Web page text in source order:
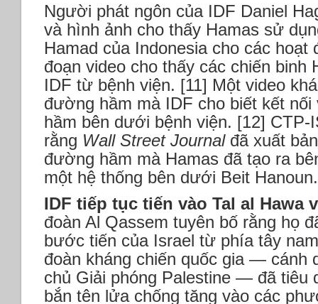
Người phát ngôn của IDF Daniel
và hình ảnh cho thấy Hamas sử
Hamad của Indonesia cho các hoạt
đoạn video cho thấy các chiến binh
IDF từ bệnh viện. [11] Một video
đường hầm mà IDF cho biết kết
hầm bên dưới bệnh viện. [12]
rằng Wall Street Journalđã xuất
đường hầm mà Hamas đã tạo ra
một hệ thống bên dưới Beit
IDF tiếp tục tiến vào Tal al Hawa
đoàn Al Qassem tuyên bố rằng họ
bước tiến của Israel từ phía tây
đoàn kháng chiến quốc gia — cánh
chủ Giải phóng Palestine — đã tiêu
bắn tên lửa chống tăng vào các